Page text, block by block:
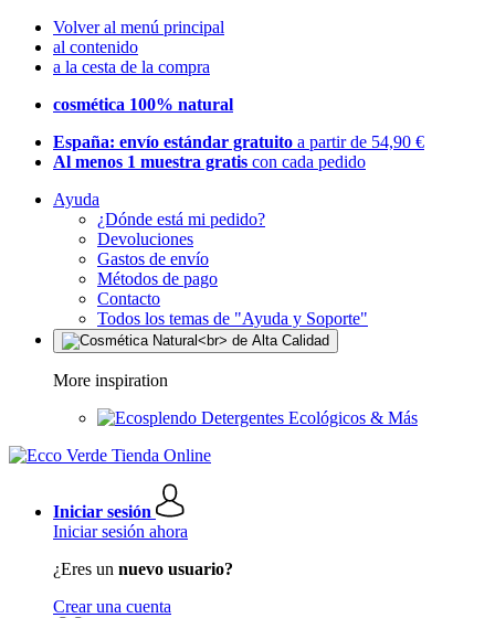
Volver al menú principal
al contenido
a la cesta de la compra
cosmética 100% natural
España: envío estándar gratuito a partir de 54,90 €
Al menos 1 muestra gratis con cada pedido
Ayuda
¿Dónde está mi pedido?
Devoluciones
Gastos de envío
Métodos de pago
Contacto
Todos los temas de "Ayuda y Soporte"
More inspiration
Detergentes Ecológicos & Más
Iniciar sesión
Iniciar sesión ahora
¿Eres un nuevo usuario?
Crear una cuenta